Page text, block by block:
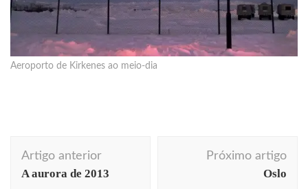
Aeroporto de Kirkenes ao meio-dia
de
Artigo anterior
A aurora de 2013
Próximo artigo
Oslo